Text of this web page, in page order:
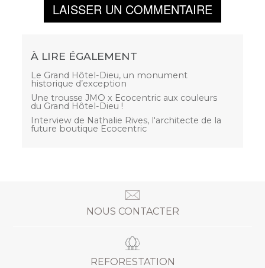
LAISSER UN COMMENTAIRE
À LIRE ÉGALEMENT
Le Grand Hôtel-Dieu, un monument
historique d’exception
Une trousse JMO x Ecocentric aux couleurs
du Grand Hôtel-Dieu !
Interview de Nathalie Rives, l'architecte de la
future boutique Ecocentric
NOUS CONTACTER
REFORESTATION